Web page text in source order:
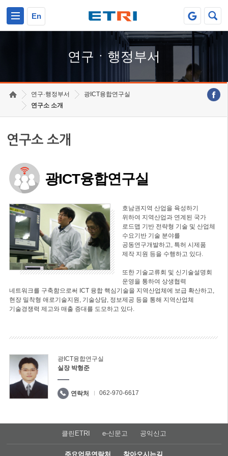
En
연구ㆍ행정부서
연구·행정부서
광ICT융합연구실
연구소 소개
연구소 소개
광ICT융합연구실
호남권지역 산업을 육성하기
위하여 지역산업과 연계된 국가
로드맵 기반 전략형 기술 및 산업체
수요기반 기술 분야를
공동연구개발하고, 특허 시제품
제작 지원 등을 수행하고 있다.
또한 기술교류회 및 신기술설명회
운영을 통하여 상생협력
네트워크를 구축함으로써 ICT 융합 핵심기술을 지역산업체에 보급 확산하고,
현장 밀착형 애로기술지원, 기술상담, 정보제공 등을 통해 지역산업체
기술경쟁력 제고와 매출 증대를 도모하고 있다.
광ICT융합연구실
실장 박형준
연락처 062-970-6617
클린ETRI e-신문고 공익신고
주요업무연락처 찾아오시는길